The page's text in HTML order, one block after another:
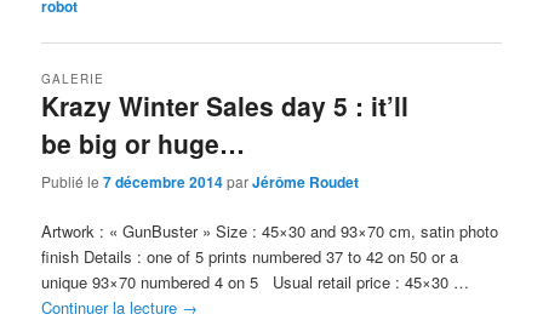
robot
Krazy Winter Sales day 5 : it’ll
be big or huge…
GALERIE
Publié le7 décembre 2014parJérôme Roudet
Artwork : « GunBuster » Size : 45×30 and 93×70 cm, satin photo
finish Details : one of 5 prints numbered 37 to 42 on 50 or a
unique 93×70 numbered 4 on 5 Usual retail price : 45×30 …
Continuer la lecture →